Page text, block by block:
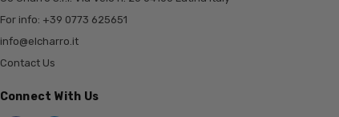
For info: +39 0773 625651
info@elcharro.it
Contact Us
Connect With Us